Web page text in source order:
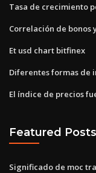
Tasa de crecimiento
Correlación de bonos
Et usd chart bitfinex
Diferentes formas
El índice de precios
Featured Posts
Significado de moc